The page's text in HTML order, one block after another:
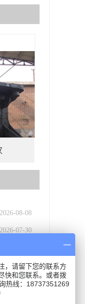
2026-08-08
2026-07-30
2026-07-16
，请留下您的联系方
快和您联系。或者拨
热线：18737351269